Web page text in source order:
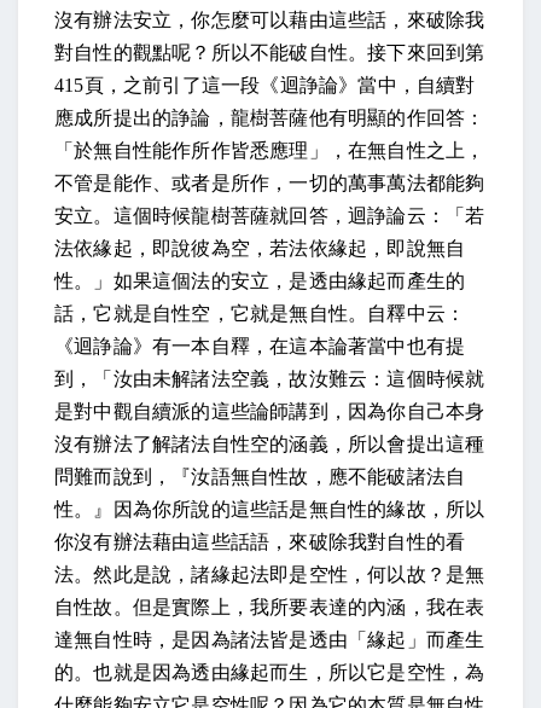
沒有辦法安立，你怎麼可以藉由這些話，來破除我
對自性的觀點呢？所以不能破自性。接下來回到第
415頁，之前引了這一段《迴諍論》當中，自續對
應成所提出的諍論，龍樹菩薩他有明顯的作回答：
「於無自性能作所作皆悉應理」，在無自性之上，
不管是能作、或者是所作，一切的萬事萬法都能夠
安立。這個時候龍樹菩薩就回答，迴諍論云：「若
法依緣起，即說彼為空，若法依緣起，即說無自
性。」如果這個法的安立，是透由緣起而產生的
話，它就是自性空，它就是無自性。自釋中云：
《迴諍論》有一本自釋，在這本論著當中也有提
到，「汝由未解諸法空義，故汝難云：這個時候就
是對中觀自續派的這些論師講到，因為你自己本身
沒有辦法了解諸法自性空的涵義，所以會提出這種
問難而說到，『汝語無自性故，應不能破諸法自
性。』因為你所說的這些話是無自性的緣故，所以
你沒有辦法藉由這些話語，來破除我對自性的看
法。然此是說，諸緣起法即是空性，何以故？是無
自性故。但是實際上，我所要表達的內涵，我在表
達無自性時，是因為諸法皆是透由「緣起」而產生
的。也就是因為透由緣起而生，所以它是空性，為